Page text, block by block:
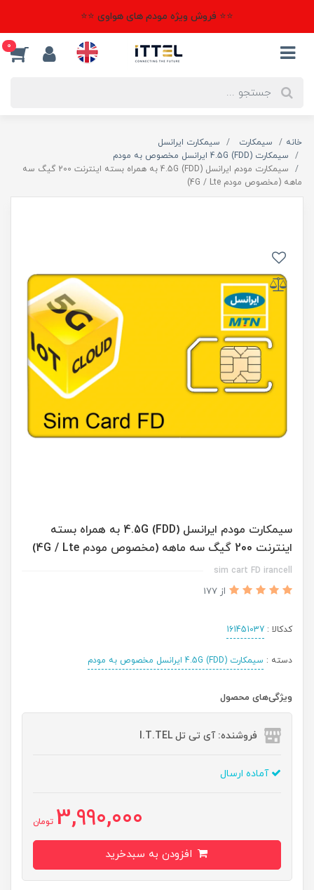
⭐⭐ فروش ویژه مودم های هواوی ⭐⭐
0
خانه سیمکارت
سیمکارت ایرانسل
سیمکارت 4.5G (FDD) ایرانسل مخصوص به مودم
سیمکارت مودم ایرانسل 4.5G (FDD) به همراه بسته اینترنت 200 گیگ سه
ماهه (مخصوص مودم 4G / Lte)
سیمکارت مودم ایرانسل 4.5G (FDD) به همراه بسته
اینترنت 200 گیگ سه ماهه (مخصوص مودم 4G / Lte)
sim cart FD irancell
از 177
کدکالا : 161451037
دسته : سیمکارت 4.5G (FDD) ایرانسل مخصوص به مودم
ویژگی‌های محصول
فروشنده: آی تی تل I.T.TEL
آماده ارسال
3,990,000 تومان